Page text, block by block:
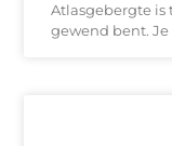
Atlasgebergte is
gewend bent.